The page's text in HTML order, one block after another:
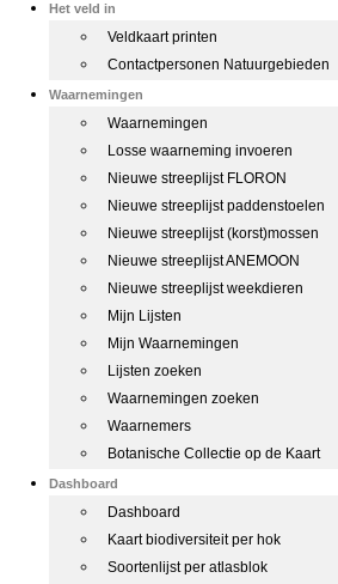
Het veld in
Veldkaart printen
Contactpersonen Natuurgebieden
Waarnemingen
Waarnemingen
Losse waarneming invoeren
Nieuwe streeplijst FLORON
Nieuwe streeplijst paddenstoelen
Nieuwe streeplijst (korst)mossen
Nieuwe streeplijst ANEMOON
Nieuwe streeplijst weekdieren
Mijn Lijsten
Mijn Waarnemingen
Lijsten zoeken
Waarnemingen zoeken
Waarnemers
Botanische Collectie op de Kaart
Dashboard
Dashboard
Kaart biodiversiteit per hok
Soortenlijst per atlasblok